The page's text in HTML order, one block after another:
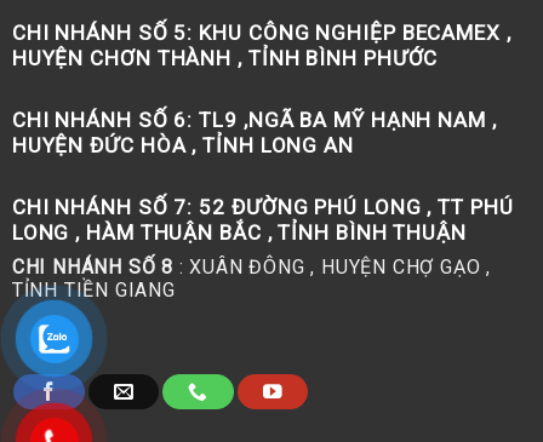
CHI NHÁNH SỐ 5: KHU CÔNG NGHIỆP BECAMEX ,
HUYỆN CHƠN THÀNH , TỈNH BÌNH PHƯỚC
CHI NHÁNH SỐ 6:TL9 ,NGÃ BA MỸ HẠNH NAM ,
HUYỆN ĐỨC HÒA , TỈNH LONG AN
CHI NHÁNH SỐ 7: 52 ĐƯỜNG PHÚ LONG , TT PHÚ
LONG , HÀM THUẬN BẮC , TỈNH BÌNH THUẬN
CHI NHÁNH SỐ 8 : XUÂN ĐÔNG , HUYỆN CHỢ GẠO ,
TỈNH TIỀN GIANG